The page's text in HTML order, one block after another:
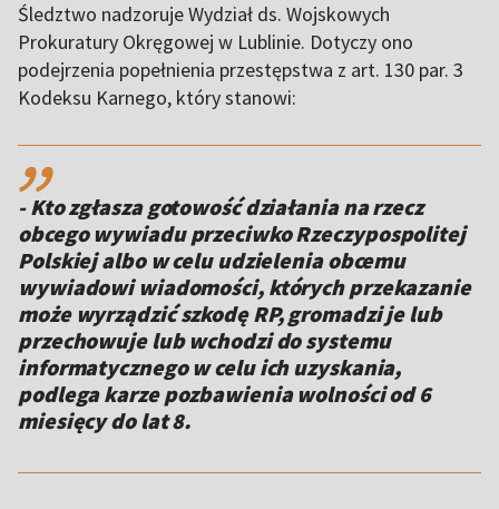
Śledztwo nadzoruje Wydział ds. Wojskowych
Prokuratury Okręgowej w Lublinie. Dotyczy ono
podejrzenia popełnienia przestępstwa z art. 130 par. 3
Kodeksu Karnego, który stanowi:
,,
- Kto zgłasza gotowość działania na rzecz
obcego wywiadu przeciwko Rzeczypospolitej
Polskiej albo w celu udzielenia obcemu
wywiadowi wiadomości, których przekazanie
może wyrządzić szkodę RP, gromadzi je lub
przechowuje lub wchodzi do systemu
informatycznego w celu ich uzyskania,
podlega karze pozbawienia wolności od 6
miesięcy do lat 8.